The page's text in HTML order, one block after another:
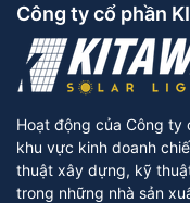
Công ty cổ phần
Hoạt động của Công ty
khu vực kinh doanh
thuật xây dựng, kỹ
trong những nhà sản